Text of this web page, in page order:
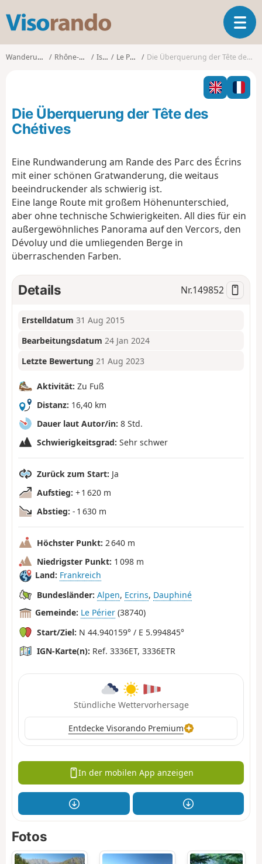
s
o
o
T
o
g
l
n
a
n
Wanderungen Rhône-Alpes Isère Le Périer Die Überquerung der Tête des Chétives
Die Überquerung der Tête des
Chétives
Eine Rundwanderung am Rande des Parc des Écrins
mit einer schönen Gratwanderung, die weitaus
beeindruckender als schwierig ist.
Eine lange Route mit großem Höhenunterschied,
aber ohne technische Schwierigkeiten. All dies für ein
außergewöhnliches Panorama auf den Vercors, den
Dévoluy und die umliegenden Berge in
überraschenden Farben.
Details Nr.149852
Erstelldatum 31 Aug 2015
Bearbeitungsdatum 24 Jan 2024
Letzte Bewertung 21 Aug 2023
Aktivität: Zu Fuß
Distanz: 16,40 km
Dauer laut Autor/in: 8 Std.
Schwierigkeitsgrad: Sehr schwer
Zurück zum Start: Ja
Aufstieg: + 1 620 m
Abstieg: - 1 630 m
Höchster Punkt: 2 640 m
Niedrigster Punkt: 1 098 m
Land: Frankreich
Bundesländer: Alpen, Ecrins, Dauphiné
Gemeinde: Le Périer (38740)
Start/Ziel: N 44.940159° / E 5.994845°
IGN-Karte(n): Ref. 3336ET, 3336ETR
Stündliche Wettervorhersage
Entdecke Visorando Premium
In der mobilen App anzeigen
Fotos